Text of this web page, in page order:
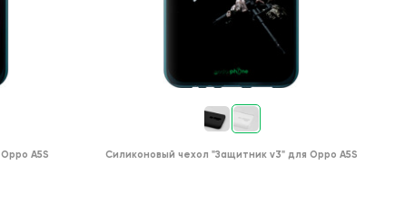
Oppo A5S Силиконовый чехол "Защитник v3" для Oppo A5S